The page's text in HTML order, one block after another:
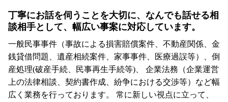
丁寧にお話を伺うことを大切に、なんでも話せる相
談相手として、幅広い事案に対応しています。
一般民事事件（事故による損害賠償案件、不動産関係、金
銭貸借問題、遺産相続案件、家事事件、医療過誤等）、倒
産処理(破産手続、民事再生手続等)、 企業法務（企業運営
上の法律相談、契約書作成、紛争における交渉等）など幅
広く業務を行っております。 常に新しい視点に立って、